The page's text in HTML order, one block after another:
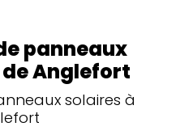
panneaux
Anglefort
solaires à